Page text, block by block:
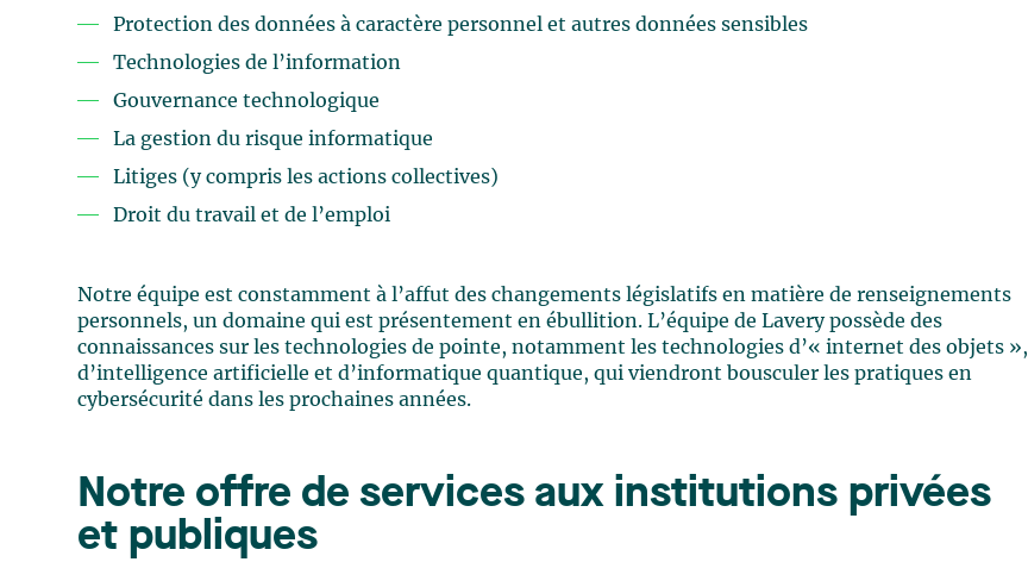
Protection des données à caractère personnel et autres données sensibles
Technologies de l’information
Gouvernance technologique
La gestion du risque informatique
Litiges (y compris les actions collectives)
Droit du travail et de l’emploi
Notre équipe est constamment à l’affut des changements législatifs en matière de renseignements
personnels, un domaine qui est présentement en ébullition. L’équipe de Lavery possède des
connaissances sur les technologies de pointe, notamment les technologies d’« internet des objets »,
d’intelligence artificielle et d’informatique quantique, qui viendront bousculer les pratiques en
cybersécurité dans les prochaines années.
Notre offre de services aux institutions privées
et publiques